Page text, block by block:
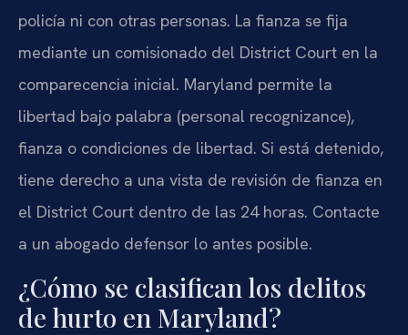
policía ni con otras personas. La fianza se fija
mediante un comisionado del District Court en la
comparecencia inicial. Maryland permite la
libertad bajo palabra (personal recognizance),
fianza o condiciones de libertad. Si está detenido,
tiene derecho a una vista de revisión de fianza en
el District Court dentro de las 24 horas. Contacte
a un abogado defensor lo antes posible.
¿Cómo se clasifican los delitos
de hurto en Maryland?